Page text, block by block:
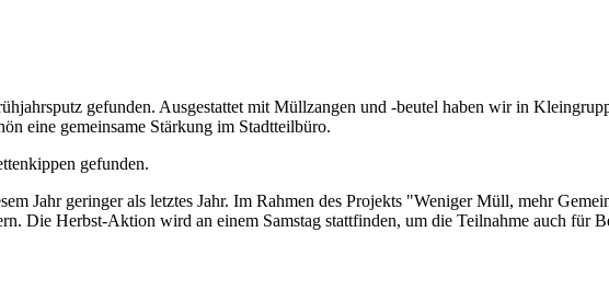
gefunden. Ausgestattet mit Müllzangen und -beutel haben wir in
eine gemeinsame Stärkung im Stadtteilbüro.
gefunden.
Jahr geringer als letztes Jahr. Im Rahmen des Projekts "Weniger Müll, mehr
Die Herbst-Aktion wird an einem Samstag stattfinden, um die Teilnahme auch für